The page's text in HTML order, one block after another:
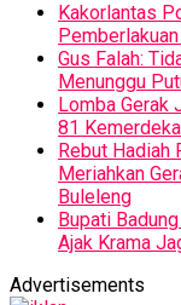
Kakorlantas
Gus Falah:
Menunggu
Lomba Gerak
81
Rebut Hadiah
Meriahkan
Buleleng
Bupati
Ajak Krama
Advertisements